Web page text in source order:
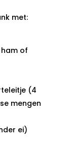
met:
of
(4
mengen
ei)